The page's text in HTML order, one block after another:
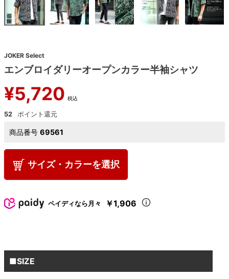
JOKER Select
エンブロイダリーオープンカラー半袖シャツ
¥5,720 税込
52
商品番号 69561
サイズ・カラーを選択
ペイディなら月々 ￥1,906
■SIZE